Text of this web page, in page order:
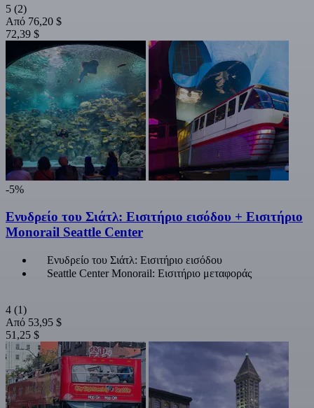
5 (2)
Από 76,20 $
72,39 $
-5%
Ενυδρείο του Σιάτλ: Εισιτήριο εισόδου + Εισιτήριο
Monorail Seattle Center
Ενυδρείο του Σιάτλ: Εισιτήριο εισόδου
Seattle Center Monorail: Εισιτήριο μεταφοράς
4 (1)
Από 53,95 $
51,25 $